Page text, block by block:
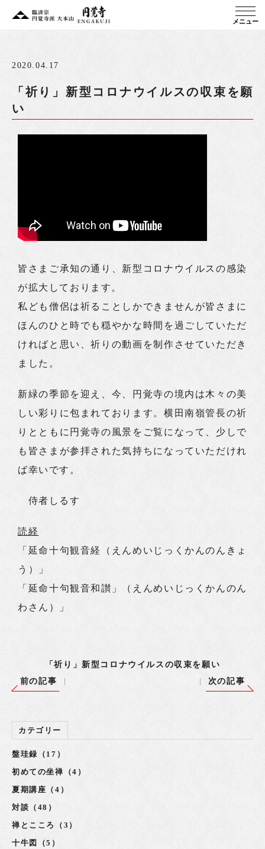
メニュー
2020.04.17
「祈り」新型コロナウイルスの収束を願
い
皆さまご承知の通り、新型コロナウイルスの感染
が拡大しております。
私ども僧侶は祈ることしかできませんが皆さまに
ほんのひと時でも穏やかな時間を過ごしていただ
ければと思い、祈りの動画を制作させていただき
ました。
新緑の季節を迎え、今、円覚寺の境内は木々の美
しい彩りに包まれております。横田南嶺管長の祈
りとともに円覚寺の風景をご覧になって、少しで
も皆さまが参拝された気持ちになっていただけれ
ば幸いです。
侍者しるす
読経
「延命十句観音経（えんめいじっくかんのんきょ
う）」
「延命十句観音和讃」（えんめいじっくかんのん
わさん）」
「祈り」新型コロナウイルスの収束を願い
前の記事
次の記事
カテゴリー
盤珪録（17）
初めての坐禅（4）
夏期講座（4）
対談（48）
禅とこころ（3）
十牛図（5）